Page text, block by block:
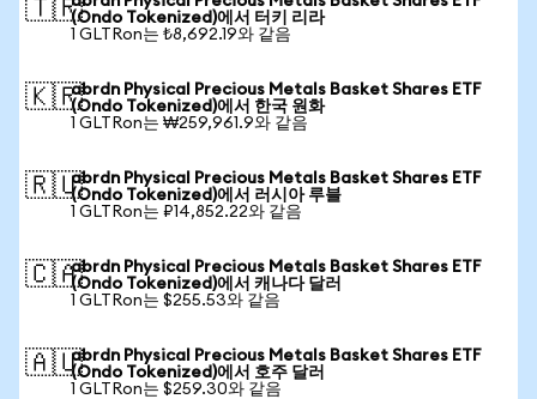
🇹🇷(Ondo Tokenized)에서 터키 리라
1 GLTRon는 ₺8,692.19와 같음
🇰🇷abrdn Physical Precious Metals Basket Shares ETF
(Ondo Tokenized)에서 한국 원화
1 GLTRon는 ₩259,961.9와 같음
🇷🇺abrdn Physical Precious Metals Basket Shares ETF
(Ondo Tokenized)에서 러시아 루블
1 GLTRon는 ₽14,852.22와 같음
🇨🇦abrdn Physical Precious Metals Basket Shares ETF
(Ondo Tokenized)에서 캐나다 달러
1 GLTRon는 $255.53와 같음
🇦🇺abrdn Physical Precious Metals Basket Shares ETF
(Ondo Tokenized)에서 호주 달러
1 GLTRon는 $259.30와 같음